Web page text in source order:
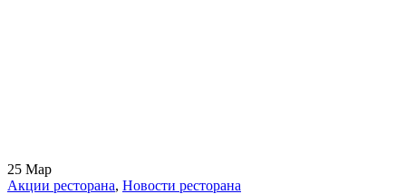
25 Мар
Акции ресторана, Новости ресторана